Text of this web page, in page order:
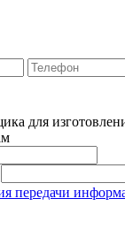
для
передачи